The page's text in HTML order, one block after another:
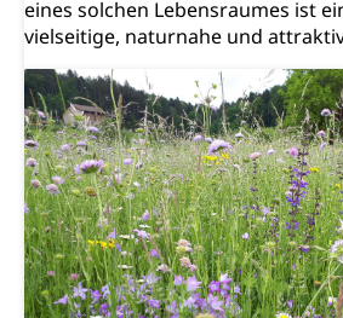
eines solchen Lebensraumes ist
vielseitige, naturnahe und
Flussschifffahrt
Schifffahrt
Strasse
Autoverkehr, Lastwagenverkehr,
leistungsabhängige
Langsamverkehr, Transportmittel,
Individualverkehr
zentras (Betrieb und
ZG)
Persönliches